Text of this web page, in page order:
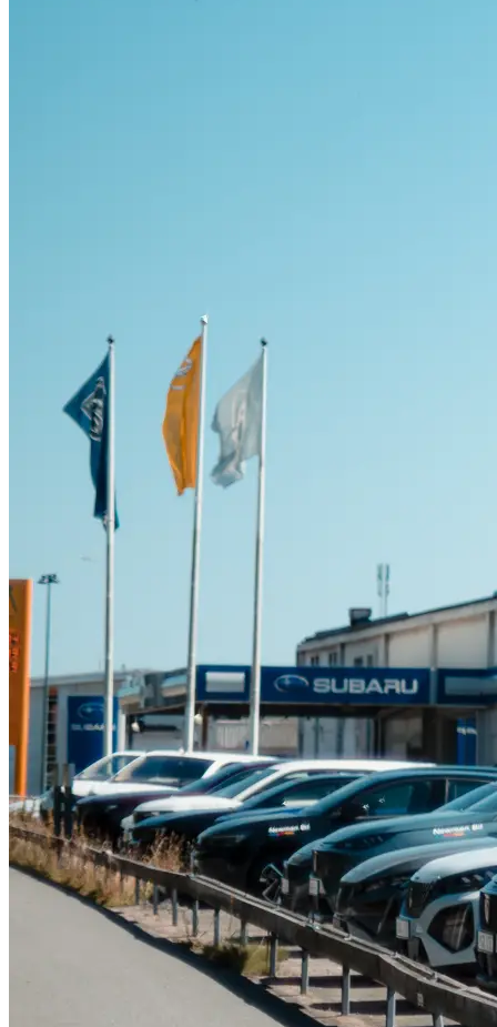
Suzuki
Leapmotor
Tillbehör & reservdelar